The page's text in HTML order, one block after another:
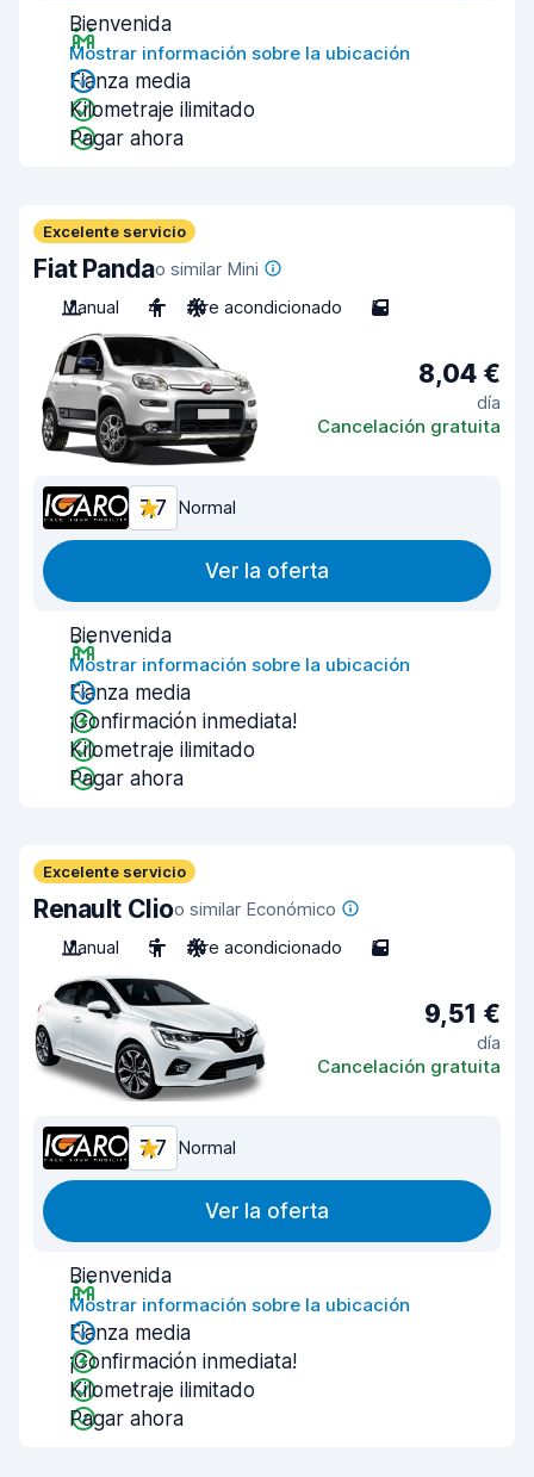
Bienvenida
Mostrar información sobre la ubicación
Fianza media
Kilometraje ilimitado
Pagar ahora
Excelente servicio
Fiat Pandao similar Mini
Manual
4 Aire acondicionado 5
8,04 €
día
Cancelación gratuita
7,7 Normal
Ver la oferta
Bienvenida
Mostrar información sobre la ubicación
Fianza media
¡Confirmación inmediata!
Kilometraje ilimitado
Pagar ahora
Excelente servicio
Renault Clioo similar Económico
Manual
5 Aire acondicionado 5
9,51 €
día
Cancelación gratuita
7,7 Normal
Ver la oferta
Bienvenida
Mostrar información sobre la ubicación
Fianza media
¡Confirmación inmediata!
Kilometraje ilimitado
Pagar ahora